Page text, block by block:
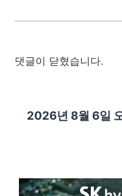
댓글이 닫혔습니다.
2026년 8월 6일